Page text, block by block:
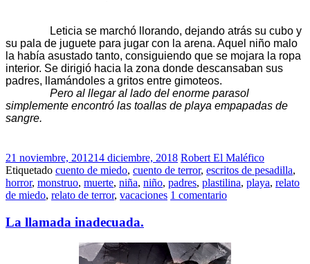
Leticia se marchó llorando, dejando atrás su cubo y
su pala de juguete para jugar con la arena. Aquel niño malo
la había asustado tanto, consiguiendo que se mojara la ropa
interior. Se dirigió hacia la zona donde descansaban sus
padres, llamándoles a gritos entre gimoteos.
Pero al llegar al lado del enorme parasol
simplemente encontró las toallas de playa empapadas de
sangre.
21 noviembre, 201214 diciembre, 2018 Robert El Maléfico
Etiquetado cuento de miedo, cuento de terror, escritos de pesadilla,
horror, monstruo, muerte, niña, niño, padres, plastilina, playa, relato
de miedo, relato de terror, vacaciones 1 comentario
La llamada inadecuada.